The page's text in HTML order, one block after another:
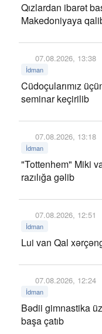
Qızlardan ibarət
Makedoniyaya
07.08.2026, 13:38
İdman
Cüdoçularımız
seminar keçirilib
07.08.2026, 13:18
İdman
"Tottenhem" Miki
razılığa gəlib
07.08.2026, 12:51
İdman
Lui van Qal
07.08.2026, 12:24
İdman
Bədii gimnastika
başa çatıb